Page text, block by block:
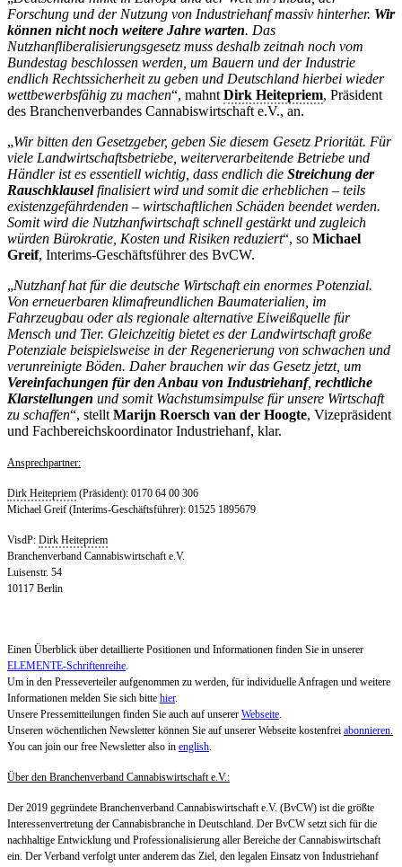
Forschung und der Nutzung von Industriehanf massiv hinterher. Wir
können nicht noch weitere Jahre warten. Das
Nutzhanfliberalisierungsgesetz muss deshalb zeitnah noch vom
Bundestag beschlossen werden, um Bauern und der Industrie
endlich Rechtssicherheit zu geben und Deutschland hierbei wieder
wettbewerbsfähig zu machen“, mahnt Dirk Heitepriem, Präsident
des Branchenverbandes Cannabiswirtschaft e.V., an.
„Wir bitten den Gesetzgeber, geben Sie diesem Gesetz Priorität. Für
viele Landwirtschaftsbetriebe, weiterverarbeitende Betriebe und
Händler ist es essentiell wichtig, dass endlich die Streichung der
Rauschklauselfinalisiert wird und somit die erheblichen – teils
existenzgefährdenden – wirtschaftlichen Schäden beendet werden.
Somit wird die Nutzhanfwirtschaft schnell gestärkt und zugleich
würden Bürokratie, Kosten und Risiken reduziert“, so Michael
Greif, Interims-Geschäftsführer des BvCW.
„Nutzhanf hat für die deutsche Wirtschaft ein enormes Potenzial.
Von erneuerbaren klimafreundlichen Baumaterialien, im
Fahrzeugbau oder als regionale alternative Eiweißquelle für
Mensch und Tier. Gleichzeitig bietet es der Landwirtschaft große
Potenziale beispielsweise in der Regenerierung von schwachen und
verunreinigte Böden. Daher brauchen wir das Gesetz jetzt, um
Vereinfachungen für den Anbau von Industriehanf, rechtliche
Klarstellungen und somit Wachstumsimpulse für unsere Wirtschaft
zu schaffen“, stellt Marijn Roersch van der Hoogte, Vizepräsident
und Fachbereichskoordinator Industriehanf, klar.
Ansprechpartner:
Dirk Heitepriem (Präsident): 0170 64 00 306
Michael Greif (Interims-Geschäftsführer): 01525 1895679
VisdP: Dirk Heitepriem
Branchenverband Cannabiswirtschaft e.V.
Luisenstr. 54
10117 Berlin
Einen Überblick über detaillierte Positionen und Informationen finden Sie in unserer
ELEMENTE-Schriftenreihe.
Um in den Presseverteiler aufgenommen zu werden, für individuelle Anfragen und weitere
Informationen melden Sie sich bitte hier.
Unsere Pressemitteilungen finden Sie auch auf unserer Webseite.
Unseren wöchentlichen Newsletter können Sie auf unserer Webseite kostenfrei abonnieren.
You can join our free Newsletter also in english.
Über den Branchenverband Cannabiswirtschaft e.V.:
Der 2019 gegründete Branchenverband Cannabiswirtschaft e.V. (BvCW) ist die größte
Interessenvertretung der Cannabisbranche in Deutschland. Der BvCW setzt sich für die
nachhaltige Entwicklung und Professionalisierung aller Bereiche der Cannabiswirtschaft
ein. Der Verband verfolgt unter anderem das Ziel, den legalen Einsatz von Industriehanf